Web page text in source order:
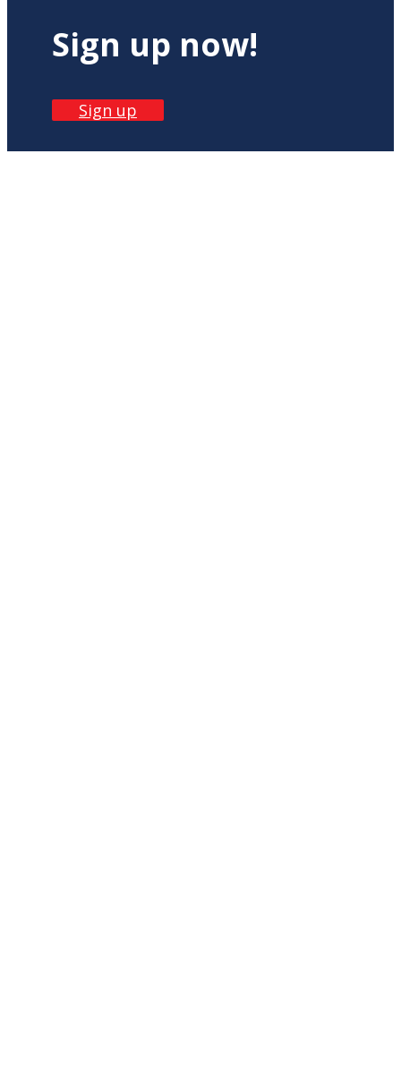
Sign up now!
Sign up